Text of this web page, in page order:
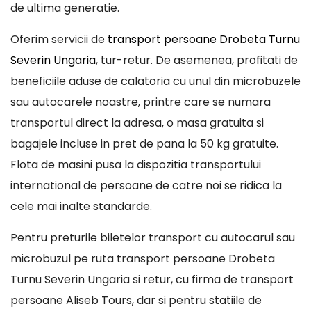
de ultima generatie.
Oferim servicii de transport persoane Drobeta Turnu
Severin Ungaria, tur-retur. De asemenea, profitati de
beneficiile aduse de calatoria cu unul din microbuzele
sau autocarele noastre, printre care se numara
transportul direct la adresa, o masa gratuita si
bagajele incluse in pret de pana la 50 kg gratuite.
Flota de masini pusa la dispozitia transportului
international de persoane de catre noi se ridica la
cele mai inalte standarde.
Pentru preturile biletelor transport cu autocarul sau
microbuzul pe ruta transport persoane Drobeta
Turnu Severin Ungaria si retur, cu firma de transport
persoane Aliseb Tours, dar si pentru statiile de